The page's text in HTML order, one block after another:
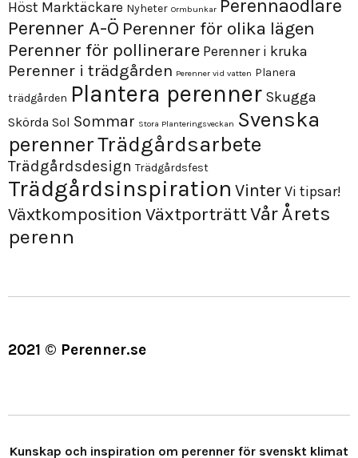
Höst Marktäckare Nyheter Ormbunkar Perennaodlare
Perenner A-Ö Perenner för olika lägen
Perenner för pollinerare Perenner i kruka
Perenner i trädgården Perenner vid vatten Planera
trädgården Plantera perenner Skugga
Skörda Sol Sommar Stora Planteringsveckan Svenska
perennerTrädgårdsarbete
Trädgårdsdesign Trädgårdsfest
Trädgårdsinspiration VinterVi tipsar!
Växtkomposition VäxtporträttVårÅrets
perenn
2021 © Perenner.se
Kunskap och inspiration om perenner för svenskt klimat